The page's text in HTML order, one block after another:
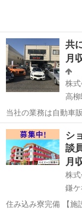
共
月
株
高柳
当社の業務は自動車
取・車検・整備・板
来る会社で御座いま
経験から経験者まで
千葉 鎌ケ谷市
シ
談
月
株
鎌
住み込み寮完備 【施設名】 株式会社アズ・ライフケア あずみ苑鎌ヶ